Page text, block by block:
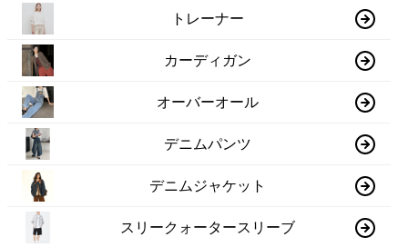
トレーナー
カーディガン
オーバーオール
デニムパンツ
デニムジャケット
スリークォータースリーブ